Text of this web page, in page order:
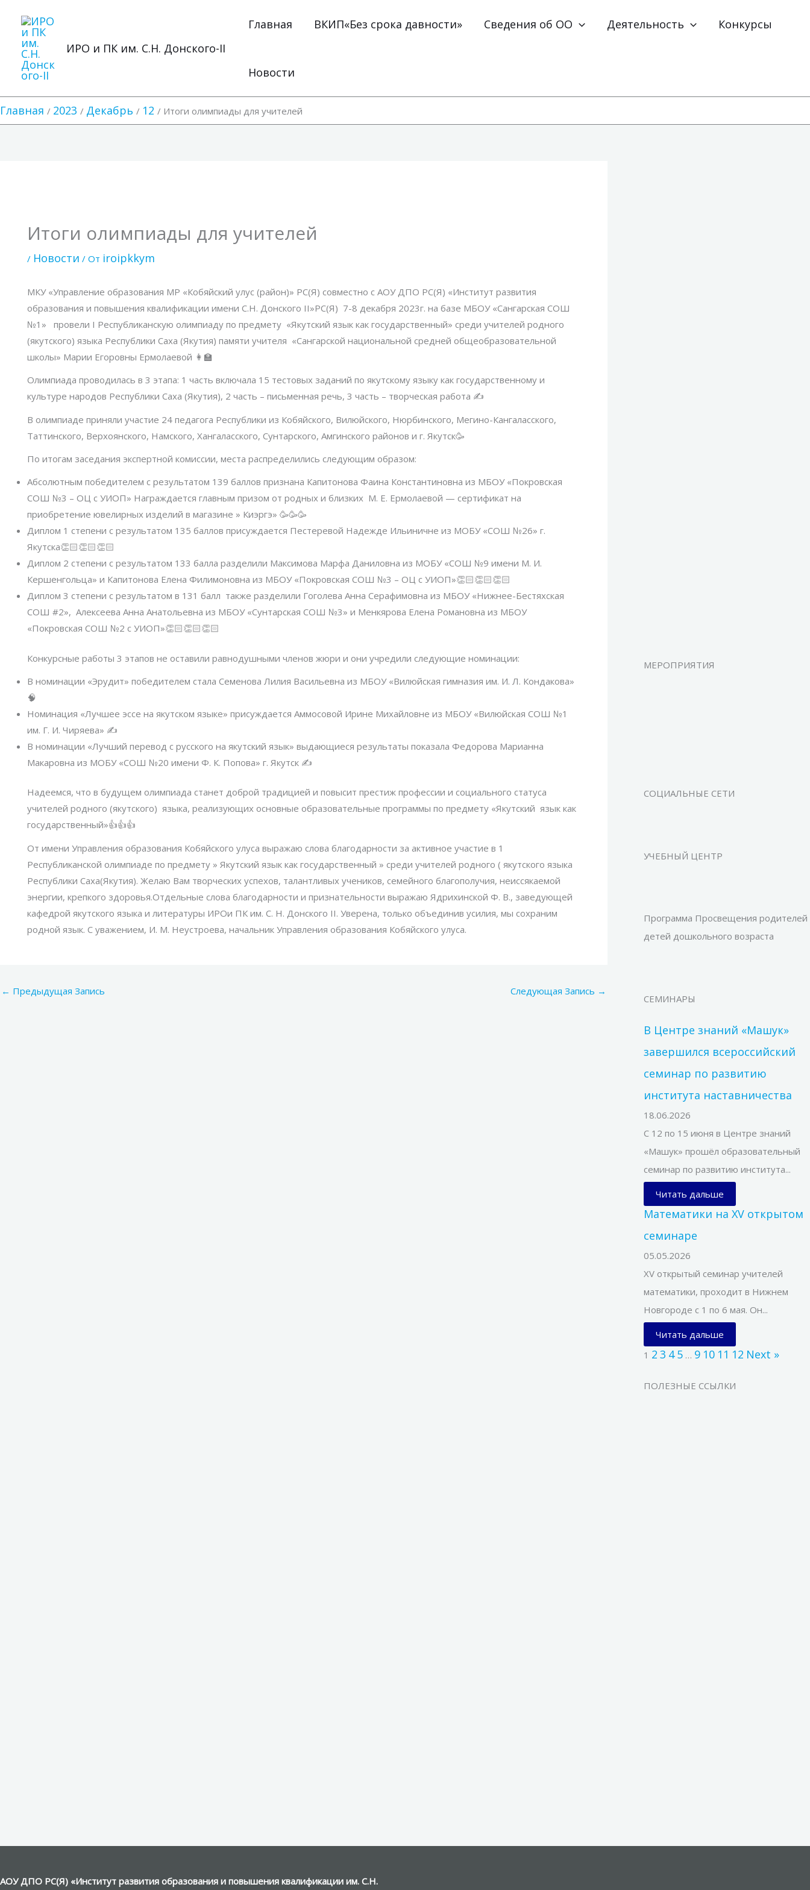
содержимому
ИРО и ПК им. С.Н. Донского-II
Главная ВКИП«Без срока давности» Сведения об ОО Деятельность Конкурсы
Новости
Главная 2023 Декабрь 12 Итоги олимпиады для учителей
Итоги олимпиады для учителей
/ Новости / От iroipkkym
МКУ «Управление образования МР «Кобяйский улус (район)» РС(Я) совместно с АОУ ДПО РС(Я) «Институт развития
образования и повышения квалификации имени С.Н. Донского II»РС(Я) 7-8 декабря 2023г. на базе МБОУ «Сангарская СОШ
№1» провели I Республиканскую олимпиаду по предмету «Якутский язык как государственный» среди учителей родного
(якутского) языка Республики Саха (Якутия) памяти учителя «Сангарской национальной средней общеобразовательной
школы» Марии Егоровны Ермолаевой 👩‍🏫
Олимпиада проводилась в 3 этапа: 1 часть включала 15 тестовых заданий по якутскому языку как государственному и
культуре народов Республики Саха (Якутия), 2 часть – письменная речь, 3 часть – творческая работа ✍️
В олимпиаде приняли участие 24 педагога Республики из Кобяйского, Вилюйского, Нюрбинского, Мегино-Кангаласского,
Таттинского, Верхоянского, Намского, Хангаласского, Сунтарского, Амгинского районов и г. Якутск🥳
По итогам заседания экспертной комиссии, места распределились следующим образом:
Абсолютным победителем с результатом 139 баллов признана Капитонова Фаина Константиновна из МБОУ «Покровская
СОШ №3 – ОЦ с УИОП» Награждается главным призом от родных и близких М. Е. Ермолаевой — сертификат на
приобретение ювелирных изделий в магазине » Киэргэ» 🥳🥳🥳
Диплом 1 степени с результатом 135 баллов присуждается Пестеревой Надежде Ильиничне из МОБУ «СОШ №26» г.
Якутска👏🏻👏🏻👏🏻
Диплом 2 степени с результатом 133 балла разделили Максимова Марфа Даниловна из МОБУ «СОШ №9 имени М. И.
Кершенгольца» и Капитонова Елена Филимоновна из МБОУ «Покровская СОШ №3 – ОЦ с УИОП»👏🏻👏🏻👏🏻
Диплом 3 степени с результатом в 131 балл также разделили Гоголева Анна Серафимовна из МБОУ «Нижнее-Бестяхская
СОШ #2», Алексеева Анна Анатольевна из МБОУ «Сунтарская СОШ №3» и Менкярова Елена Романовна из МБОУ
«Покровская СОШ №2 с УИОП»👏🏻👏🏻👏🏻
Конкурсные работы 3 этапов не оставили равнодушными членов жюри и они учредили следующие номинации:
В номинации «Эрудит» победителем стала Семенова Лилия Васильевна из МБОУ «Вилюйская гимназия им. И. Л. Кондакова»
🧠
Номинация «Лучшее эссе на якутском языке» присуждается Аммосовой Ирине Михайловне из МБОУ «Вилюйская СОШ №1
им. Г. И. Чиряева» ✍️
В номинации «Лучший перевод с русского на якутский язык» выдающиеся результаты показала Федорова Марианна
Макаровна из МОБУ «СОШ №20 имени Ф. К. Попова» г. Якутск ✍️
Надеемся, что в будущем олимпиада станет доброй традицией и повысит престиж профессии и социального статуса
учителей родного (якутского) языка, реализующих основные образовательные программы по предмету «Якутский язык как
государственный»👍👍👍
От имени Управления образования Кобяйского улуса выражаю слова благодарности за активное участие в 1
Республиканской олимпиаде по предмету » Якутский язык как государственный » среди учителей родного ( якутского языка
Республики Саха(Якутия). Желаю Вам творческих успехов, талантливых учеников, семейного благополучия, неиссякаемой
энергии, крепкого здоровья.Отдельные слова благодарности и признательности выражаю Ядрихинской Ф. В., заведующей
кафедрой якутского языка и литературы ИРОи ПК им. С. Н. Донского II. Уверена, только объединив усилия, мы сохраним
родной язык. С уважением, И. М. Неустроева, начальник Управления образования Кобяйского улуса.
← Предыдущая Запись Следующая Запись →
МЕРОПРИЯТИЯ
СОЦИАЛЬНЫЕ СЕТИ
УЧЕБНЫЙ ЦЕНТР
Программа Просвещения родителей
детей дошкольного возраста
СЕМИНАРЫ
В Центре знаний «Машук»
завершился всероссийский
семинар по развитию
института наставничества
18.06.2026
С 12 по 15 июня в Центре знаний
«Машук» прошёл образовательный
семинар по развитию института...
Читать дальше
Математики на XV открытом
семинаре
05.05.2026
XV открытый семинар учителей
математики, проходит в Нижнем
Новгороде с 1 по 6 мая. Он...
Читать дальше
1 2 3 4 5 … 9 10 11 12 Next »
ПОЛЕЗНЫЕ ССЫЛКИ
АОУ ДПО РС(Я) «Институт развития образования и повышения квалификации им. С.Н.